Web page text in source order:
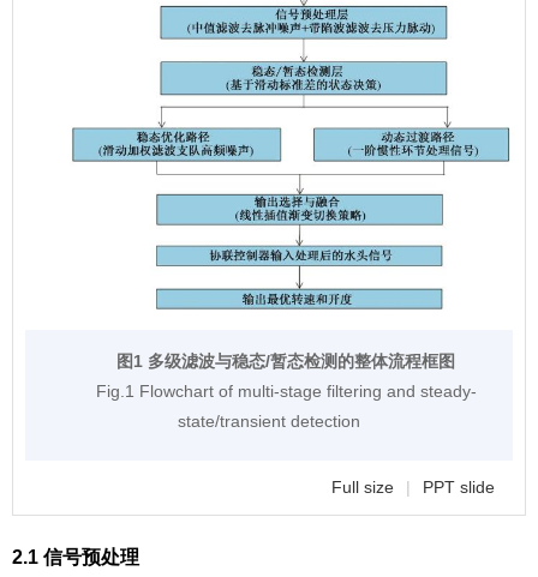
图1 多级滤波与稳态/暂态检测的整体流程框图
Fig.1 Flowchart of multi-stage filtering and steady-
state/transient detection
Full size | PPT slide
2.1 信号预处理